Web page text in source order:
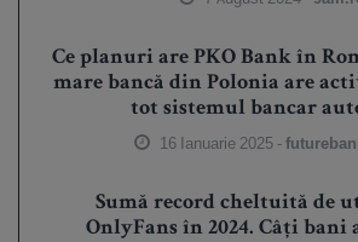
Ce planuri are PKO Bank în
mare bancă din Polonia are
tot sistemul bancar
16 Ianuarie 2025 -
Sumă record cheltuită de
OnlyFans în 2024. Câți bani